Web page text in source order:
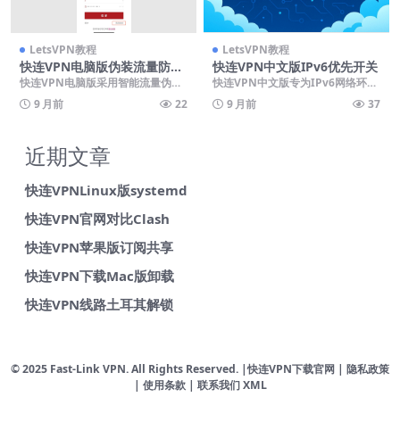
LetsVPN教程
快连VPN电脑版伪装流量防Q
oS限速
快连VPN电脑版采用智能流量伪装
技术，将VPN数据包模拟为普通HT
TPS流量，有...
9 月前 22
LetsVPN教程
快连VPN中文版IPv6优先开关
快连VPN中文版专为IPv6网络环境
设计的优先协议开关，能智能选择
最优连接方式以...
9 月前 37
近期文章
快连VPNLinux版systemd
快连VPN官网对比Clash
快连VPN苹果版订阅共享
快连VPN下载Mac版卸载
快连VPN线路土耳其解锁
© 2025 Fast-Link VPN. All Rights Reserved. |快连VPN下载官网 | 隐私政策
| 使用条款 | 联系我们 XML